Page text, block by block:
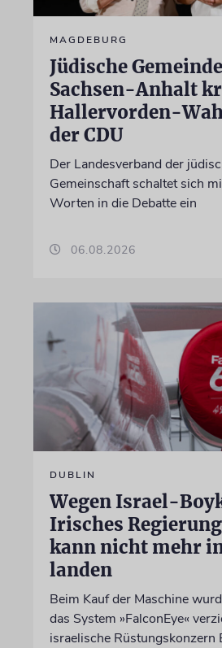
MAGDEBURG
Jüdische
Sachsen-Anhalt
Hallervorden-
der CDU
Der Landesverband der
Gemeinschaft schaltet sich
Worten in die Debatte ein
06.08.2026
DUBLIN
Wegen Israel-
Irisches
kann nicht mehr
landen
Beim Kauf der Maschine
das System »FalconEye«
israelische Rüstungskonzern